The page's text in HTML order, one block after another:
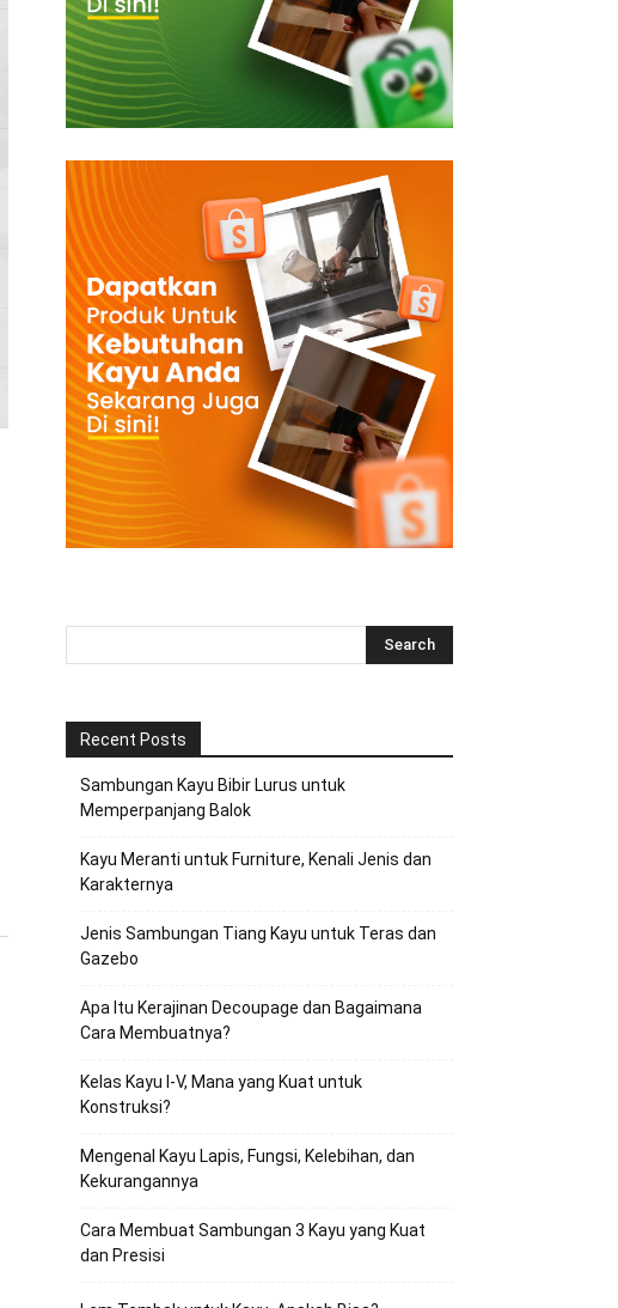
Recent Posts
Sambungan Kayu Bibir Lurus untuk
Memperpanjang Balok
Kayu Meranti untuk Furniture, Kenali Jenis dan
Karakternya
Jenis Sambungan Tiang Kayu untuk Teras dan
Gazebo
Apa Itu Kerajinan Decoupage dan Bagaimana
Cara Membuatnya?
Kelas Kayu I-V, Mana yang Kuat untuk
Konstruksi?
Mengenal Kayu Lapis, Fungsi, Kelebihan, dan
Kekurangannya
Cara Membuat Sambungan 3 Kayu yang Kuat
dan Presisi